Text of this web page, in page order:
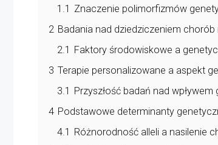
1.1 Znaczenie polimorfizmów
2 Badania nad dziedziczeniem
2.1 Faktory środowiskowe a
3 Terapie personalizowane a aspekt
3.1 Przyszłość badań nad
4 Podstawowe determinanty
4.1 Różnorodność alleli a nasilenie